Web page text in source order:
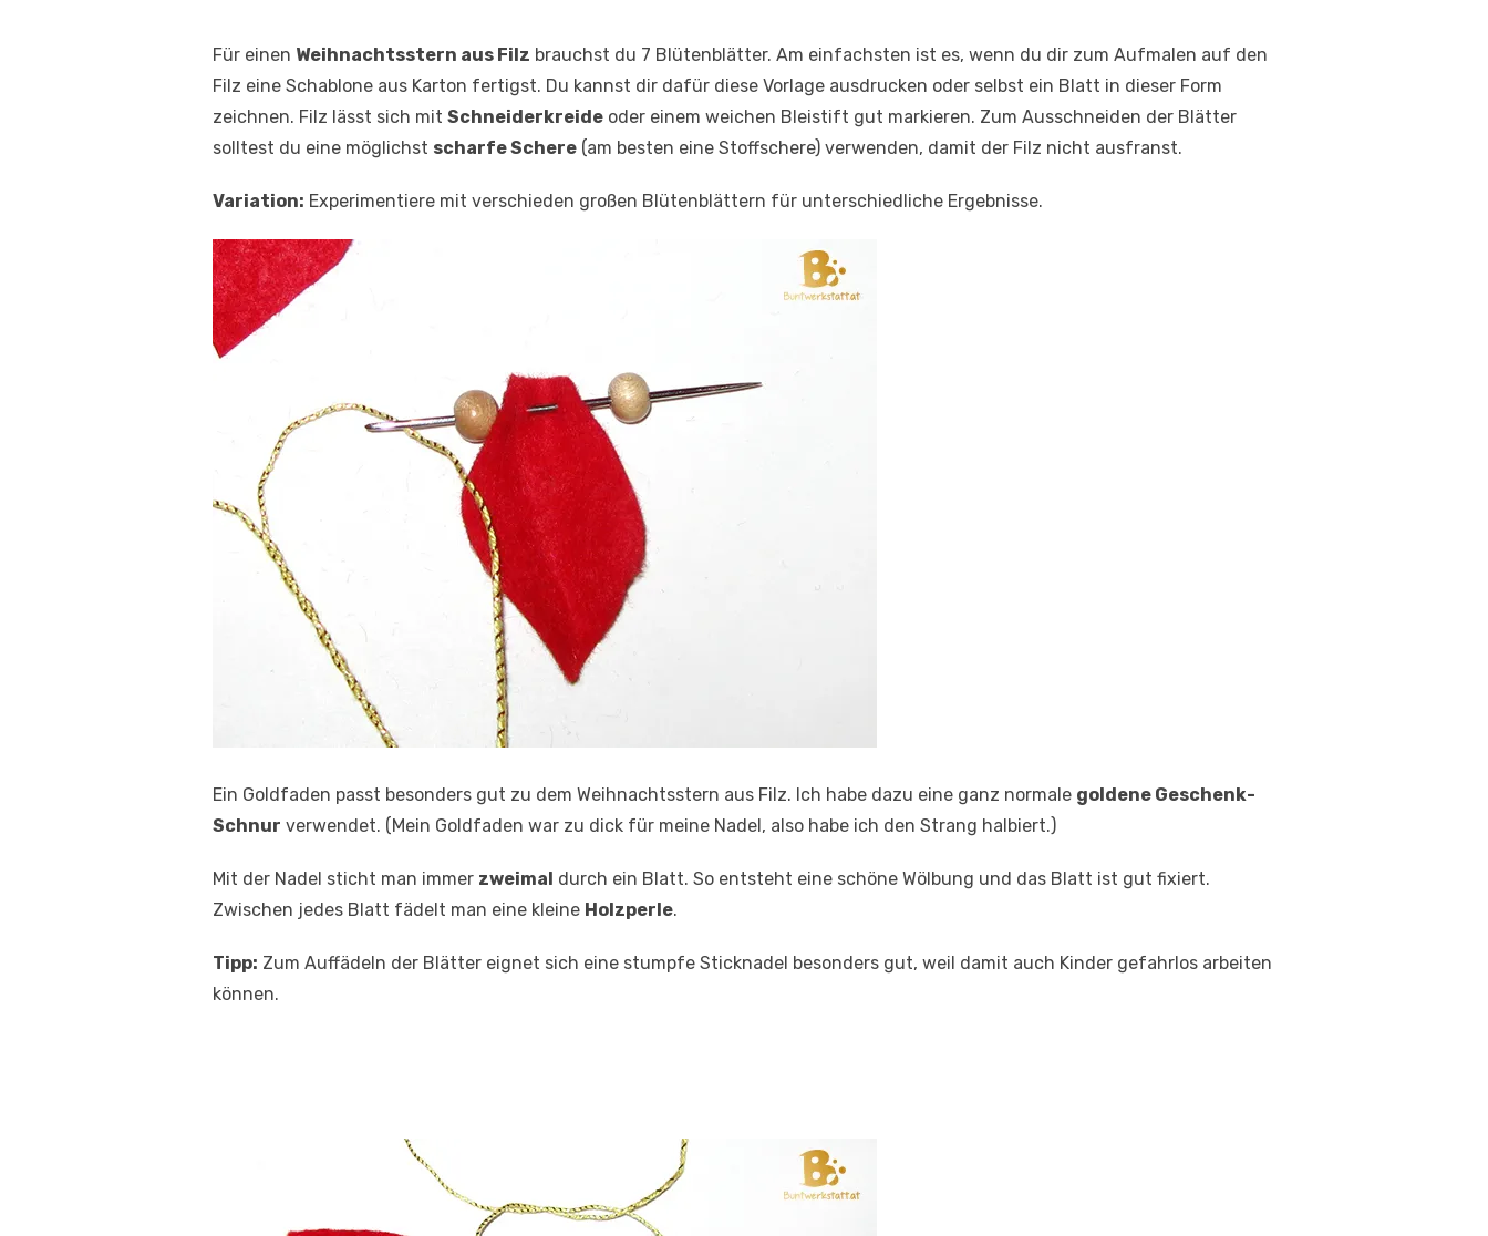
Für einen Weihnachtsstern aus Filz brauchst du 7 Blütenblätter. Am einfachsten ist es, wenn du dir zum Aufmalen auf den
Filz eine Schablone aus Karton fertigst. Du kannst dir dafür diese Vorlage ausdrucken oder selbst ein Blatt in dieser Form
zeichnen. Filz lässt sich mit Schneiderkreide oder einem weichen Bleistift gut markieren. Zum Ausschneiden der Blätter
solltest du eine möglichst scharfe Schere (am besten eine Stoffschere) verwenden, damit der Filz nicht ausfranst.
Variation: Experimentiere mit verschieden großen Blütenblättern für unterschiedliche Ergebnisse.
Ein Goldfaden passt besonders gut zu dem Weihnachtsstern aus Filz. Ich habe dazu eine ganz normale goldene Geschenk-
Schnur verwendet. (Mein Goldfaden war zu dick für meine Nadel, also habe ich den Strang halbiert.)
Mit der Nadel sticht man immer zweimal durch ein Blatt. So entsteht eine schöne Wölbung und das Blatt ist gut fixiert.
Zwischen jedes Blatt fädelt man eine kleine Holzperle.
Tipp: Zum Auffädeln der Blätter eignet sich eine stumpfe Sticknadel besonders gut, weil damit auch Kinder gefahrlos arbeiten
können.